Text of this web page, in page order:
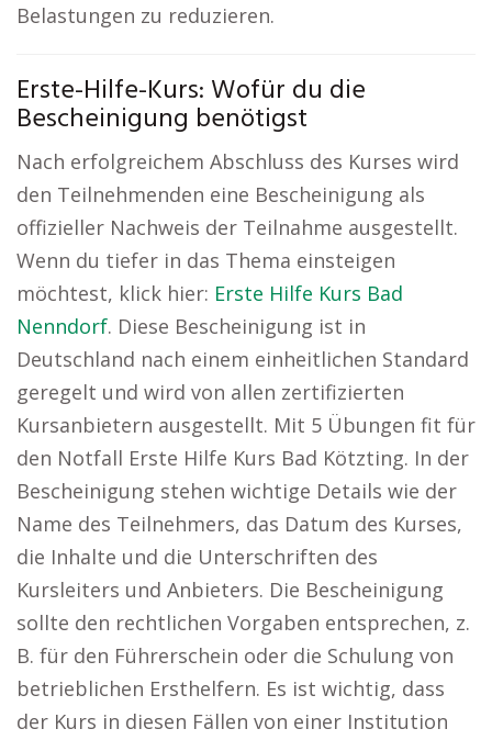
Belastungen zu reduzieren.
Erste-Hilfe-Kurs: Wofür du die
Bescheinigung benötigst
Nach erfolgreichem Abschluss des Kurses wird
den Teilnehmenden eine Bescheinigung als
offizieller Nachweis der Teilnahme ausgestellt.
Wenn du tiefer in das Thema einsteigen
möchtest, klick hier: Erste Hilfe Kurs Bad
Nenndorf. Diese Bescheinigung ist in
Deutschland nach einem einheitlichen Standard
geregelt und wird von allen zertifizierten
Kursanbietern ausgestellt. Mit 5 Übungen fit für
den Notfall Erste Hilfe Kurs Bad Kötzting. In der
Bescheinigung stehen wichtige Details wie der
Name des Teilnehmers, das Datum des Kurses,
die Inhalte und die Unterschriften des
Kursleiters und Anbieters. Die Bescheinigung
sollte den rechtlichen Vorgaben entsprechen, z.
B. für den Führerschein oder die Schulung von
betrieblichen Ersthelfern. Es ist wichtig, dass
der Kurs in diesen Fällen von einer Institution